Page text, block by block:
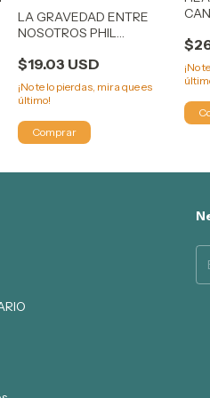
LA GRAVEDAD ENTRE
NOSOTROS PHIL
$19.03 USD
¡No te lo pierdas, mira que es
último!
¡No